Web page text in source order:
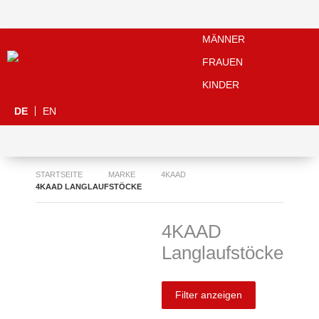
MÄNNER
FRAUEN
KINDER
DE EN
STARTSEITE MARKE
4KAAD
4KAAD LANGLAUFSTÖCKE
4KAAD
Langlaufstöcke
Filter anzeigen